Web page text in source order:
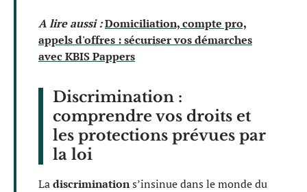
A lire aussi :Domiciliation, compte pro,
appels d'offres : sécuriser vos démarches
avec KBIS Pappers
Discrimination :
comprendre vos droits et
les protections prévues par
la loi
Ladiscriminations’insinue dans le monde du